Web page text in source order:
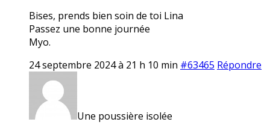
Bises, prends bien soin de toi Lina
Passez une bonne journée
Myo.
24 septembre 2024 à 21 h 10 min #63465 Répondre
Une poussière isolée